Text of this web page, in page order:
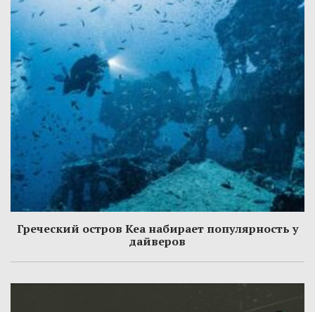
Греческий остров Кеа набирает популярность у
дайверов